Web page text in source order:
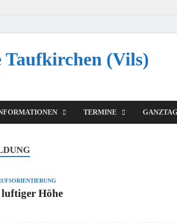
(Vils)
TERMINE
Höhe